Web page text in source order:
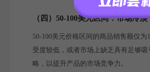
（四）50-100美元区间：市场冷淡
50-100美元价格区间的商品销售额仅
受度较低，或者市场上缺乏具有足够
略，以提升产品的市场竞争力。